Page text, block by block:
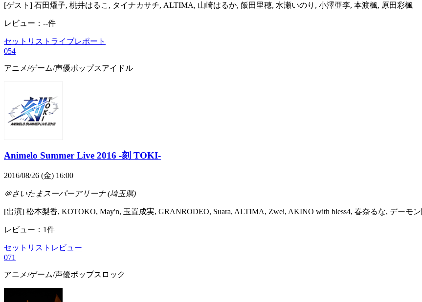
[ゲスト] 石田燿子, 桃井はるこ, タイナカサチ, ALTIMA, 山崎はるか, 飯田里穂, 水瀬いのり, 小澤亜李, 本渡楓, 原田彩楓
レビュー：--件
セットリスト ライブレポート
054
アニメ/ゲーム/声優ポップスアイドル
Animelo Summer Live 2016 -刻 TOKI-
2016/08/26 (金) 16:00
＠さいたまスーパーアリーナ (埼玉県)
[出演] 松本梨香, KOTOKO, May'n, 玉置成実, GRANRODEO, Suara, ALTIMA, Zwei, AKINO with bless4, 春奈るな, デー
レビュー：1件
セットリスト レビュー
071
アニメ/ゲーム/声優ポップス ロック